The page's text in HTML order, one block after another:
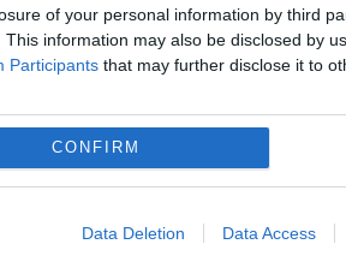
of your personal information by third
This information may also be disclosed by
Participants that may further disclose it to
CONFIRM
Data Deletion Data Access